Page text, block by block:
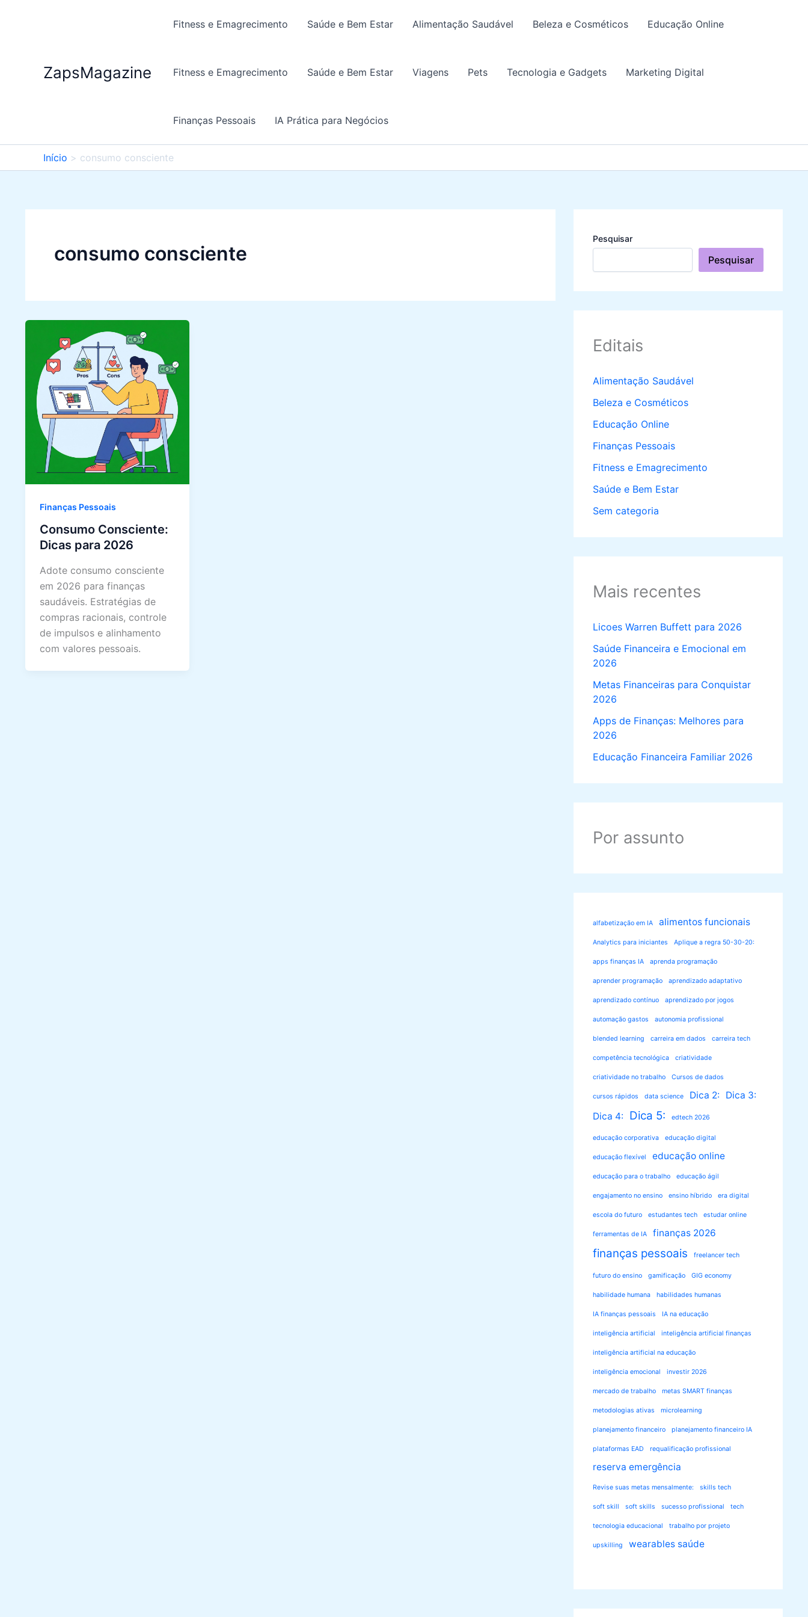
ZapsMagazine
Fitness e Emagrecimento Saúde e Bem Estar Alimentação Saudável Beleza e Cosméticos Educação Online
Fitness e Emagrecimento Saúde e Bem Estar Viagens Pets Tecnologia e Gadgets Marketing Digital
Finanças Pessoais IA Prática para Negócios
Início consumo consciente
consumo consciente
Finanças Pessoais
Consumo Consciente:
Dicas para 2026
Adote consumo consciente
em 2026 para finanças
saudáveis. Estratégias de
compras racionais, controle
de impulsos e alinhamento
com valores pessoais.
Pesquisar
Pesquisar
Editais
Alimentação Saudável
Beleza e Cosméticos
Educação Online
Finanças Pessoais
Fitness e Emagrecimento
Saúde e Bem Estar
Sem categoria
Mais recentes
Licoes Warren Buffett para 2026
Saúde Financeira e Emocional em
2026
Metas Financeiras para Conquistar
2026
Apps de Finanças: Melhores para
2026
Educação Financeira Familiar 2026
Por assunto
alfabetização em IA alimentos funcionais
Analytics para iniciantes Aplique a regra 50-30-20:
apps finanças IA aprenda programação
aprender programação aprendizado adaptativo
aprendizado contínuo aprendizado por jogos
automação gastos autonomia profissional
blended learning carreira em dados carreira tech
competência tecnológica criatividade
criatividade no trabalho Cursos de dados
cursos rápidos data science Dica 2:
Dica 3:
Dica 4:
Dica 5: edtech 2026
educação corporativa educação digital
educação flexível educação online
educação para o trabalho educação ágil
engajamento no ensino ensino híbrido era digital
escola do futuro estudantes tech estudar online
ferramentas de IA finanças 2026
finanças pessoais freelancer tech
futuro do ensino gamificação GIG economy
habilidade humana habilidades humanas
IA finanças pessoais IA na educação
inteligência artificial inteligência artificial finanças
inteligência artificial na educação
inteligência emocional investir 2026
mercado de trabalho metas SMART finanças
metodologias ativas microlearning
planejamento financeiro planejamento financeiro IA
plataformas EAD requalificação profissional
reserva emergência
Revise suas metas mensalmente: skills tech
soft skill soft skills sucesso profissional tech
tecnologia educacional trabalho por projeto
upskilling wearables saúde